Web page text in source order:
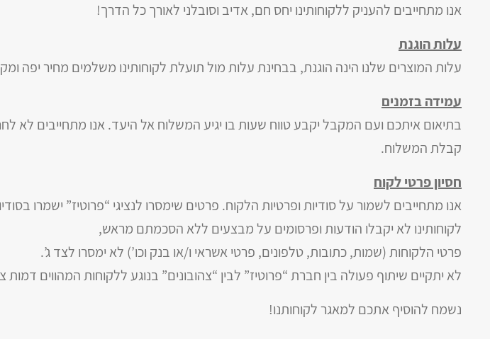
אנו מתחייבים להעניק ללקוחותינו יחס חם, אדיב וסובלני לאורך כל הדרך!
עלות הוגנת
עלות המוצרים שלנו הינה הוגנת, בבחינת עלות מול תועלת לקוחותינו משלמים מחיר יפה
עמידה בזמנים
קבלת המשלוח.
חסיון פרטי לקוח
אנו מתחייבים לשמור על סודיות ופרטיות הלקוח. פרטים שימסרו לנציגי “פרוטיז”
לקוחותינו לא יקבלו הודעות ופרסומים על מבצעים ללא הסכמתם מראש,
פרטי הלקוחות (שמות, כתובות, טלפונים, פרטי אשראי ו/או בנק וכו’) לא ימסרו לצד ג’.
לא יתקיים שיתוף פעולה בין חברת “פרוטיז” לבין “צהובונים” בנוגע ללקוחות המהווים
נשמח להוסיף אתכם למאגר לקוחותנו!